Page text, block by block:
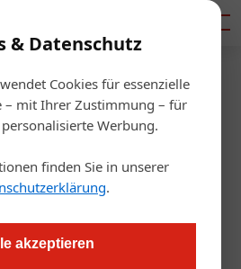
& Datenschutz
Cookies für essenzielle
– mit Ihrer Zustimmung – für
Werbung.
finden Sie in unserer
.
akzeptieren
/Getränke
in der Gastro
24.09.2019, 18:31 Uhr
Tee wird in den nächsten Jahren